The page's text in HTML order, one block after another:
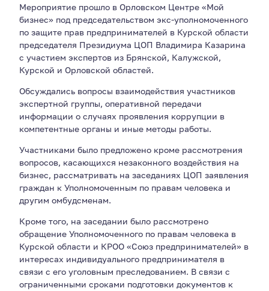
Мероприятие прошло в Орловском Центре «Мой
бизнес» под председательством экс-уполномоченного
по защите прав предпринимателей в Курской области
председателя Президиума ЦОП Владимира Казарина
с участием экспертов из Брянской, Калужской,
Курской и Орловской областей.
Обсуждались вопросы взаимодействия участников
экспертной группы, оперативной передачи
информации о случаях проявления коррупции в
компетентные органы и иные методы работы.
Участниками было предложено кроме рассмотрения
вопросов, касающихся незаконного воздействия на
бизнес, рассматривать на заседаниях ЦОП заявления
граждан к Уполномоченным по правам человека и
другим омбудсменам.
Кроме того, на заседании было рассмотрено
обращение Уполномоченного по правам человека в
Курской области и КРОО «Союз предпринимателей» в
интересах индивидуального предпринимателя в
связи с его уголовным преследованием. В связи с
ограниченными сроками подготовки документов к